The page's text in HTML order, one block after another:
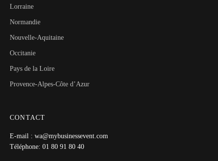
Lorraine
Normandie
Nouvelle-Aquitaine
Occitanie
Pays de la Loire
Provence-Alpes-Côte d’Azur
CONTACT
E-mail : wa@mybusinessevent.com
Téléphone: 01 80 91 80 40